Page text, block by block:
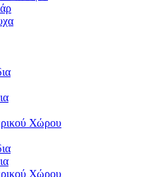
Χώρου
Χώρου